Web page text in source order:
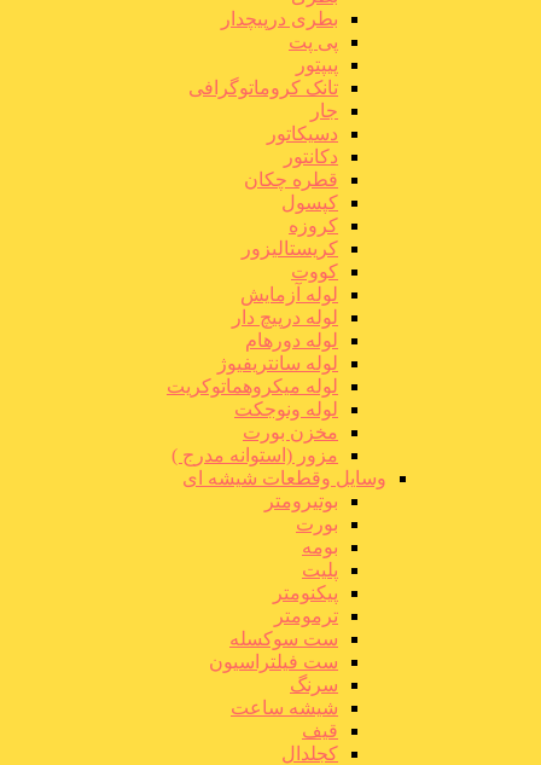
بطری درپیچدار
پی پت
پیپتور
تانک کروماتوگرافی
جار
دسیکاتور
دکانتور
قطره چکان
کپسول
کروزه
کریستالیزور
کووت
لوله آزمایش
لوله درپیچ دار
لوله دورهام
لوله سانتریفیوژ
لوله میکروهماتوکریت
لوله ونوجکت
مخزن بورت
مزور (استوانه مدرج )
وسایل وقطعات شیشه ای
بوتیرومتر
بورت
بومه
پلیت
پیکنومتر
ترمومتر
ست سوکسله
ست فیلتراسیون
سرنگ
شیشه ساعت
قیف
کجلدال